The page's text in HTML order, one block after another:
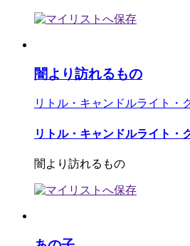
闇より訪れるもの
リトル・キャンドルライト・
リトル・キャンドルライト・
闇より訪れるもの